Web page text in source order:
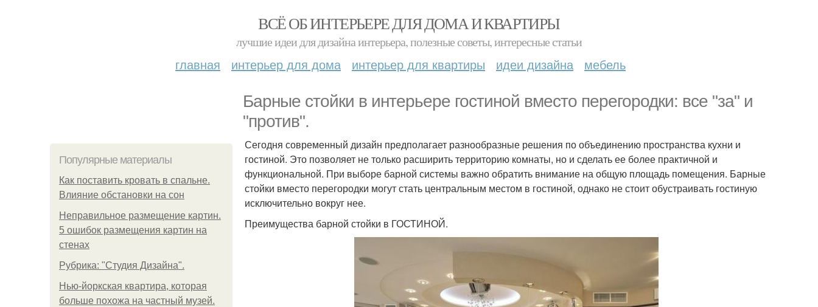
ВСЁ ОБ ИНТЕРЬЕРЕ ДЛЯ ДОМА И КВАРТИРЫ
лучшие идеи для дизайна интерьера, полезные советы, интересные статьи
главная интерьер для дома интерьер для квартиры идеи дизайна мебель
Барные стойки в интерьере гостиной вместо перегородки: все "за" и
"против".
Популярные материалы
Как поставить кровать в спальне.
Влияние обстановки на сон
Неправильное размещение картин.
5 ошибок размещения картин на
стенах
Рубрика: "Студия Дизайна".
Нью-йоркская квартира, которая
больше похожа на частный музей.
Сегодня современный дизайн предполагает разнообразные решения по объединению пространства кухни и
гостиной. Это позволяет не только расширить территорию комнаты, но и сделать ее более практичной и
функциональной. При выборе барной системы важно обратить внимание на общую площадь помещения. Барные
стойки вместо перегородки могут стать центральным местом в гостиной, однако не стоит обустраивать гостиную
исключительно вокруг нее.
Преимущества барной стойки в ГОСТИНОЙ.